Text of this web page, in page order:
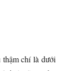
chí là dưới